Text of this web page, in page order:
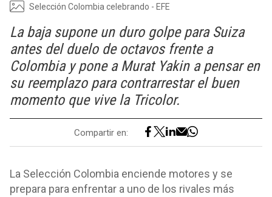
Selección Colombia celebrando - EFE
La baja supone un duro golpe para Suiza
antes del duelo de octavos frente a
Colombia y pone a Murat Yakin a pensar en
su reemplazo para contrarrestar el buen
momento que vive la Tricolor.
Compartir en:
La Selección Colombia enciende motores y se
prepara para enfrentar a uno de los rivales más